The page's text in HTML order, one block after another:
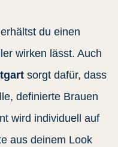
erhältst du einen
wirken lässt. Auch
sorgt dafür, dass
definierte Brauen
wird individuell auf
aus deinem Look